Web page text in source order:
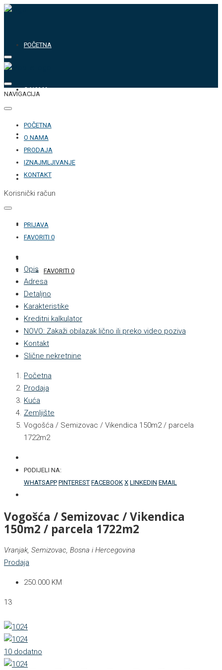
POČETNA
O NAMA
PRODAJA
IZNAJMLJIVANJE
KONTAKT
FAVORITI 0
NAVIGACIJA
POČETNA
O NAMA
PRODAJA
IZNAJMLJIVANJE
KONTAKT
Korisnički račun
PRIJAVA
FAVORITI 0
Opis
Adresa
Detaljno
Karakteristike
Kreditni kalkulator
NOVO: Zakaži obilazak lično ili preko video poziva
Kontakt
Slične nekretnine
Početna
Prodaja
Kuća
Zemljište
Vogošća / Semizovac / Vikendica 150m2 / parcela
1722m2
PODIJELI NA:
WHATSAPP PINTEREST FACEBOOK X LINKEDIN EMAIL
Vogošća / Semizovac / Vikendica
150m2 / parcela 1722m2
Vranjak, Semizovac, Bosna i Hercegovina
Prodaja
250.000 KM
13
10 dodatno